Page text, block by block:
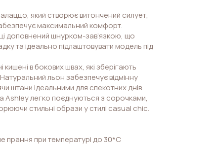
який створює витончений силует,
максимальний комфорт.
доповнений шнурком-зав’язкою, що
та ідеально підлаштовувати модель під
в бокових швах, які зберігають
льон забезпечує відмінну
штани ідеальними для спекотних днів.
Ashley легко поєднуються з сорочками,
стильні образи у стилі casual chic.
прання при температурі до 30*С